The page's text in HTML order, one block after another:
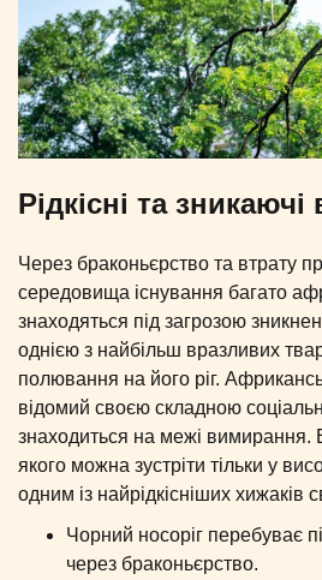
Рідкісні та зникаючі
Через браконьєрство та втрату
середовища існування багато
знаходяться під загрозою
однією з найбільш вразливих
полювання на його ріг.
відомий своєю складною
знаходиться на межі вимирання.
якого можна зустріти тільки у
одним із найрідкісніших хижаків
Чорний носоріг перебуває
через браконьєрство.